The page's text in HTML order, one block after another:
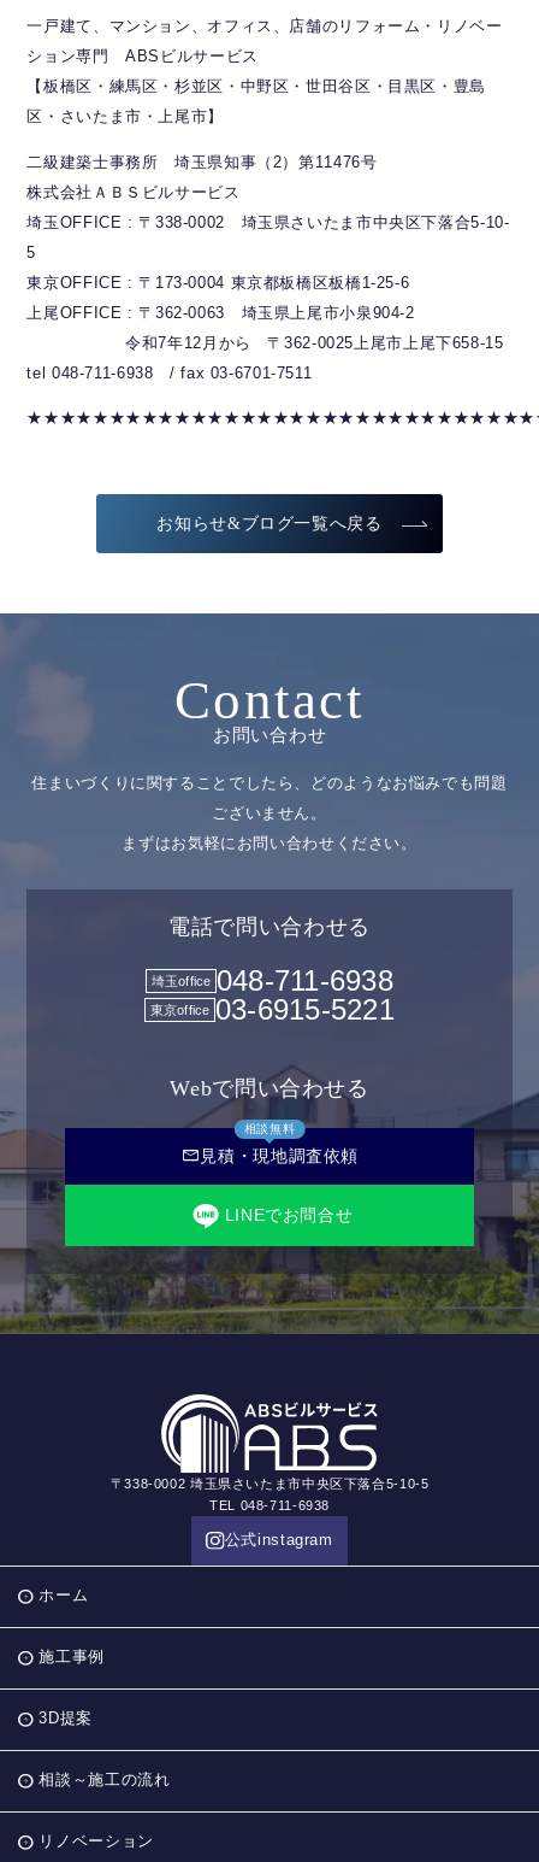
一戸建て、マンション、オフィス、店舗のリフォーム・リノベー
ション専門 ABSビルサービス
【板橋区・練馬区・杉並区・中野区・世田谷区・目黒区・豊島
区・さいたま市・上尾市】
二級建築士事務所 埼玉県知事（2）第11476号
株式会社ＡＢＳビルサービス
埼玉OFFICE : 〒338-0002 埼玉県さいたま市中央区下落合5-10-
5
東京OFFICE : 〒173-0004 東京都板橋区板橋1-25-6
上尾OFFICE : 〒362-0063 埼玉県上尾市小泉904-2
令和7年12月から 〒362-0025上尾市上尾下658-15
tel 048-711-6938 / fax 03-6701-7511
お知らせ&ブログ一覧へ戻る
Contact
お問い合わせ
住まいづくりに関することでしたら、どのようなお悩みでも問題
ございません。
まずはお気軽にお問い合わせください。
電話で問い合わせる
埼玉office 048-711-6938
東京office 03-6915-5221
Webで問い合わせる
相談無料
mail見積・現地調査依頼
LINEでお問合せ
〒338-0002 埼玉県さいたま市中央区下落合5-10-5
TEL 048-711-6938
公式instagram
ホーム
施工事例
3D提案
相談～施工の流れ
リノベーション